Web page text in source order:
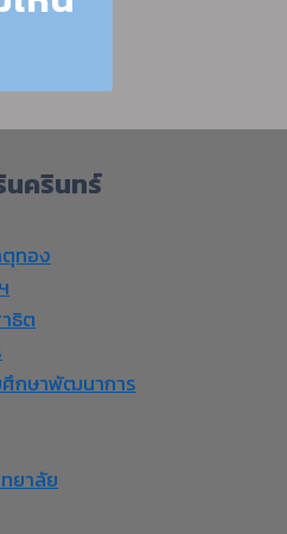
นครินทร์
ตุทอง
ธิต
ศึกษาพัฒนาการ
ยาลัย